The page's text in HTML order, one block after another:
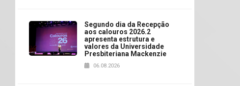
Segundo dia da Recepção
aos calouros 2026.2
apresenta estrutura e
valores da Universidade
Presbiteriana Mackenzie
06.08.2026